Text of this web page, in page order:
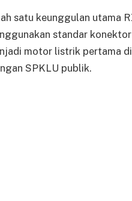
satu keunggulan utama
standar
motor listrik pertama di
SPKLU publik.